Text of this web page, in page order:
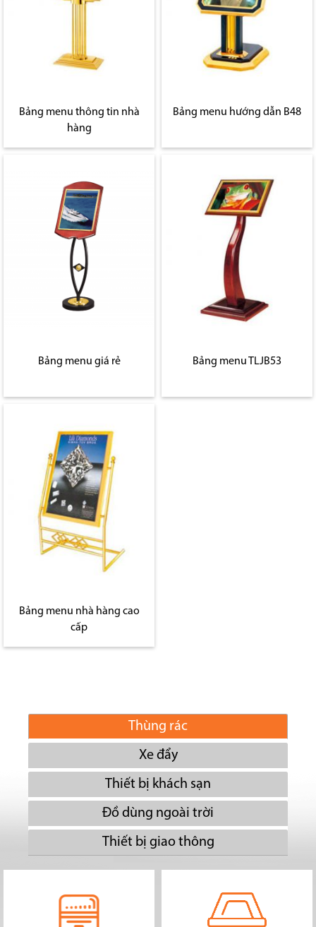
Bảng menu thông tin nhà
hàng
Bảng menu hướng dẫn B48
Bảng menu giá rẻ Bảng menu TLJB53
Bảng menu nhà hàng cao
cấp
Thùng rác
Xe đẩy
Thiết bị khách sạn
Đồ dùng ngoài trời
Thiết bị giao thông